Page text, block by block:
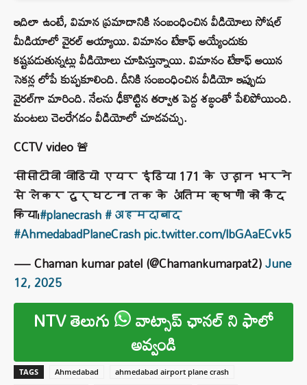
ఇదిలా ఉంటే, విమాన ప్రమాదానికి సంబంధించిన వీడియోలు సోషల్
మీడియాలో వైరల్ అయ్యాయి. విమానం టేకాఫ్ అయ్యేందుకు
కష్టపడుతున్నట్లు వీడియోలు చూపిస్తున్నాయి. విమానం టేకాఫ్ అయిన
సెకన్ల లోపే కుప్పకూలింది. దీనికి సంబంధించిన వీడియో ఇప్పుడు
వైరల్‌గా మారింది. నేలను ఢీకొట్టిన తర్వాత పెద్ద శబ్ధంతో పేలిపోయింది.
మంటలు చెలరేగడం వీడియోలో చూడవచ్చు.
CCTV video 🚨
सीसीटीवी वीडियो एयर इंडिया 171 के उड़ान भरने
से लेकर दुर्घटना तक के अंतिम क्षणों को कैद
किया।#planecrash#अहमदाबाद
#AhmedabadPlaneCrashpic.twitter.com/IbGAaECvk5
— Chaman kumar patel (@Chamankumarpat2)June
12, 2025
NTV తెలుగు వాట్సాప్ ఛానల్ ని ఫాలో
అవ్వండి
TAGS Ahmedabad
ahmedabad airport plane crash